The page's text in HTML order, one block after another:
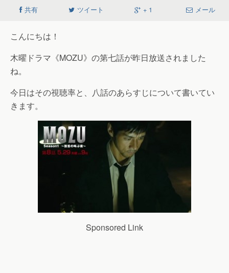
共有 ツイート + 1 メール
こんにちは！
木曜ドラマ《MOZU》の第七話が昨日放送されました
ね。
今日はその視聴率と、八話のあらすじについて書いてい
きます。
Sponsored Link